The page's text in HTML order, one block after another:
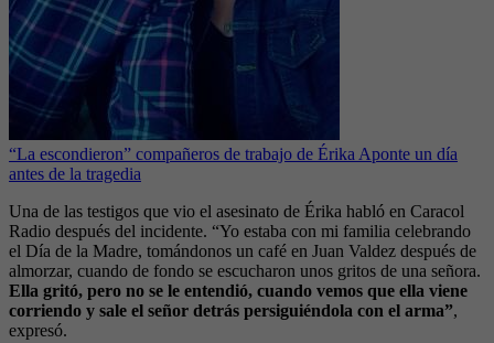
“La escondieron” compañeros de trabajo de Érika Aponte un día
antes de la tragedia
Una de las testigos que vio el asesinato de Érika habló en Caracol
Radio después del incidente. “Yo estaba con mi familia celebrando
el Día de la Madre, tomándonos un café en Juan Valdez después de
almorzar, cuando de fondo se escucharon unos gritos de una señora.
Ella gritó, pero no se le entendió, cuando vemos que ella viene
corriendo y sale el señor detrás persiguiéndola con el arma”,
expresó.